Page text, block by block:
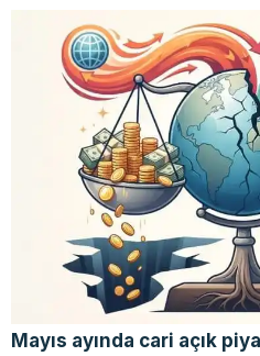
Mayıs ayında cari açık